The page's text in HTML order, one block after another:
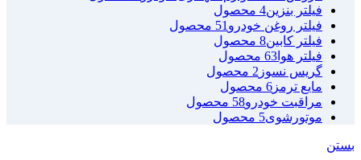
فیلتر بنزین4 محصول
فیلتر روغن خودرو 51 محصول
فیلتر کابین8 محصول
فیلتر هوا 63 محصول
گریس نسوز 2 محصول
مایع ترمز 6 محصول
مراقبت خودرو58 محصول
موتورشوی5 محصول
بستن